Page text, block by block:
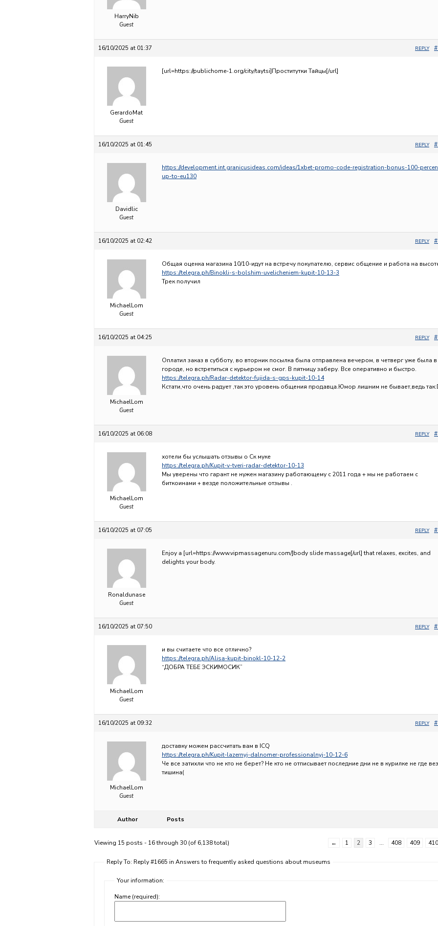
HarryNib
Guest
16/10/2025 at 01:37 REPLY
GerardoMat
Guest
[url=https://publichome-1.org/city/taytsi]Проститутки Тайцы[/url]
16/10/2025 at 01:45 REPLY
Davidlic
Guest
https://development.int.granicusideas.com/ideas/1xbet-promo-code-registration-bonus-100-
up-to-eu130
16/10/2025 at 02:42 REPLY
MichaelLom
Guest
Общая оценка магазина 10/10-идут на встречу покупателю, сервис общение и работа на
https://telegra.ph/Binokli-s-bolshim-uvelicheniem-kupit-10-13-3
Трек получил
16/10/2025 at 04:25 REPLY
MichaelLom
Guest
Оплатил заказ в субботу, во вторник посылка была отправлена вечером, в четверг уже была в
городе, но встретиться с курьером не смог. В пятницу заберу. Все оперативно и быстро.
https://telegra.ph/Radar-detektor-fujida-s-gps-kupit-10-14
Кстати,что очень радует ,так это уровень общения продавца.Юмор лишним не бывает,ведь
16/10/2025 at 06:08 REPLY
MichaelLom
Guest
хотели бы услышать отзывы о Ск муке
https://telegra.ph/Kupit-v-tveri-radar-detektor-10-13
Мы уверены что гарант не нужен магазину работающему с 2011 года + мы не работаем с
биткоинами + везде положительные отзывы .
16/10/2025 at 07:05 REPLY
Ronaldunase
Guest
Enjoy a [url=https://www.vipmassagenuru.com/]body slide massage[/url] that relaxes, excites, and
delights your body.
16/10/2025 at 07:50 REPLY
MichaelLom
Guest
и вы считаете что все отлично?
https://telegra.ph/Alisa-kupit-binokl-10-12-2
“ДОБРА ТЕБЕ ЭСКИМОСИК”
16/10/2025 at 09:32 REPLY
MichaelLom
Guest
доставку можем рассчитать вам в ICQ
https://telegra.ph/Kupit-lazernyj-dalnomer-professionalnyj-10-12-6
Че все затихли что не кто не берет? Не кто не отписывает последние дни не в курилке не где
тишина(
Author Posts
Viewing 15 posts - 16 through 30 (of 6,138 total) ← 1 2 3 … 408 409 410
Reply To: Reply #1665 in Answers to frequently asked questions about museums
Your information:
Name (required):